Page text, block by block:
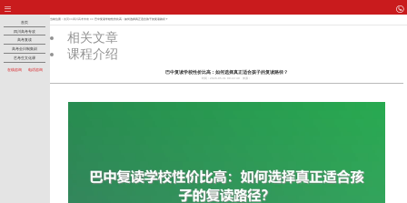
首页
四川高考专攻
高考复读
高考全日制集训
艺考生文化课
在线咨询 电话咨询
当前位置： 首页 >>四川高考专攻>> 巴中复读学校性价比高：如何选择真正适合孩子的复读路径？
相关文章
课程介绍
巴中复读学校性价比高：如何选择真正适合孩子的复读路径？
时间：2026-05-31 00:22:40 来源：